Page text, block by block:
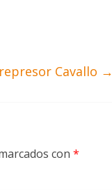
Cavallo →
con *